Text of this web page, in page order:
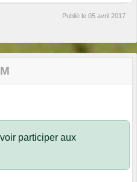
Publié le 05 avril 2017
participer aux